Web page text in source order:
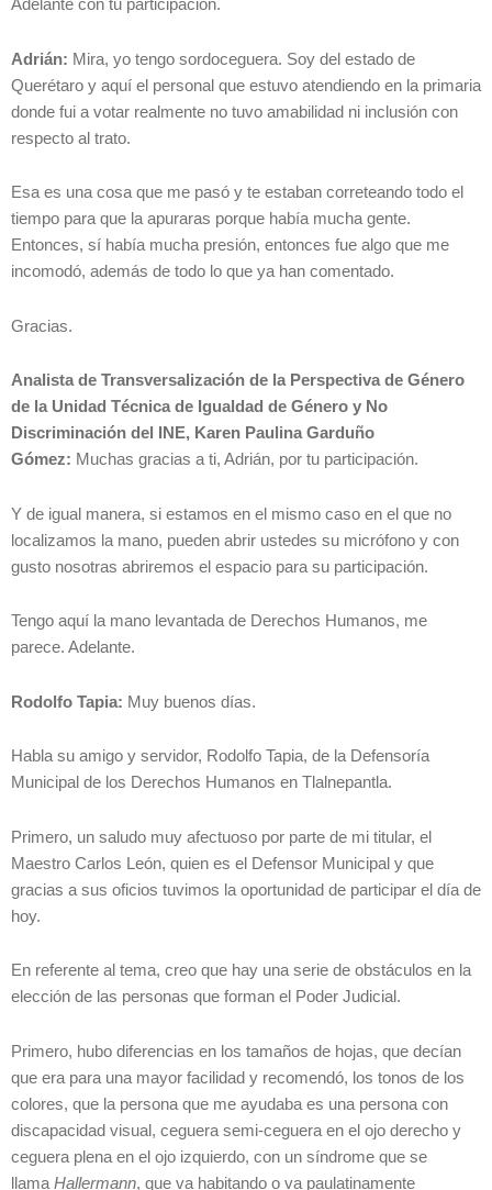
Adelante con tu participación.
Adrián: Mira, yo tengo sordoceguera. Soy del estado de
Querétaro y aquí el personal que estuvo atendiendo en la primaria
donde fui a votar realmente no tuvo amabilidad ni inclusión con
respecto al trato.
Esa es una cosa que me pasó y te estaban correteando todo el
tiempo para que la apuraras porque había mucha gente.
Entonces, sí había mucha presión, entonces fue algo que me
incomodó, además de todo lo que ya han comentado.
Gracias.
Analista de Transversalización de la Perspectiva de Género
de la Unidad Técnica de Igualdad de Género y No
Discriminación del INE, Karen Paulina Garduño
Gómez: Muchas gracias a ti, Adrián, por tu participación.
Y de igual manera, si estamos en el mismo caso en el que no
localizamos la mano, pueden abrir ustedes su micrófono y con
gusto nosotras abriremos el espacio para su participación.
Tengo aquí la mano levantada de Derechos Humanos, me
parece. Adelante.
Rodolfo Tapia: Muy buenos días.
Habla su amigo y servidor, Rodolfo Tapia, de la Defensoría
Municipal de los Derechos Humanos en Tlalnepantla.
Primero, un saludo muy afectuoso por parte de mi titular, el
Maestro Carlos León, quien es el Defensor Municipal y que
gracias a sus oficios tuvimos la oportunidad de participar el día de
hoy.
En referente al tema, creo que hay una serie de obstáculos en la
elección de las personas que forman el Poder Judicial.
Primero, hubo diferencias en los tamaños de hojas, que decían
que era para una mayor facilidad y recomendó, los tonos de los
colores, que la persona que me ayudaba es una persona con
discapacidad visual, ceguera semi-ceguera en el ojo derecho y
ceguera plena en el ojo izquierdo, con un síndrome que se
llama Hallermann, que va habitando o va paulatinamente